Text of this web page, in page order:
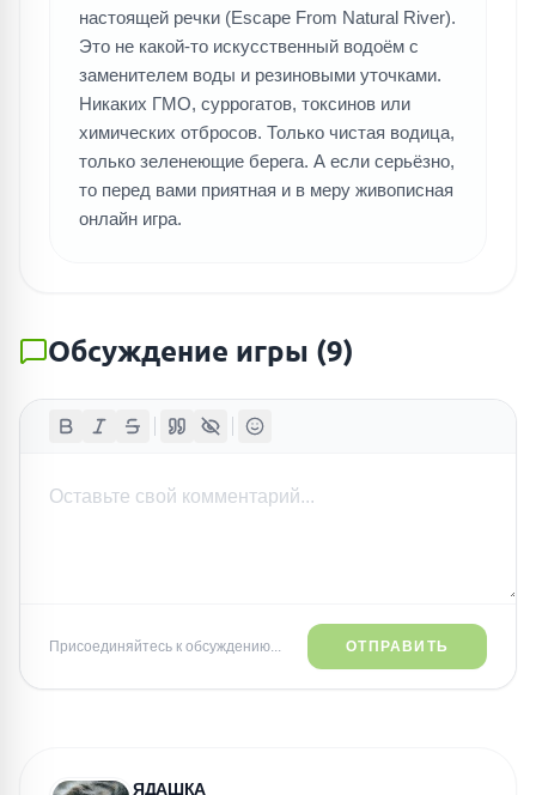
настоящей речки (Escape From Natural River).
Это не какой-то искусственный водоём с
заменителем воды и резиновыми уточками.
Никаких ГМО, суррогатов, токсинов или
химических отбросов. Только чистая водица,
только зеленеющие берега. А если серьёзно,
то перед вами приятная и в меру живописная
онлайн игра.
Обсуждение игры (9)
Присоединяйтесь к обсуждению... ОТПРАВИТЬ
ЯДАШКА